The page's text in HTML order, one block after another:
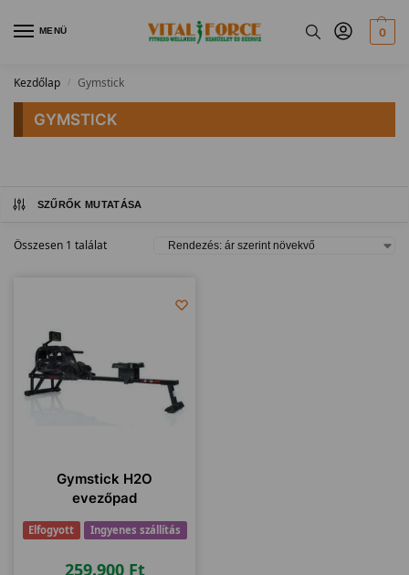
MENÜ 0
Kezdőlap / Gymstick
GYMSTICK
SZŰRŐK MUTATÁSA
Összesen 1 találat
Gymstick H2O
evezőpad
Elfogyott Ingyenes szállítás
259.900 Ft